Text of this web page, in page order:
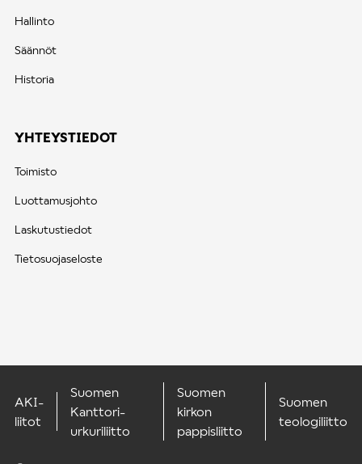
Hallinto
Säännöt
Historia
YHTEYSTIEDOT
Toimisto
Luottamusjohto
Laskutustiedot
Tietosuojaseloste
AKI-
liitot
Suomen
Kanttori-
urkuriliitto
Suomen
kirkon
pappisliitto
Suomen
teologiliitto